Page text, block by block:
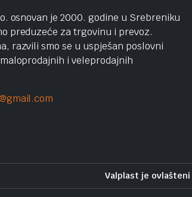
osnovan je 2000. godine u Srebreniku
preduzeće za trgovinu i prevoz.
razvili smo se u uspješan poslovni
i veleprodajnih
Valplast je